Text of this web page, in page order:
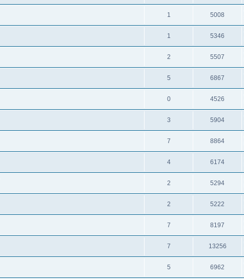
1 5008
1 5346
2 5507
5 6867
0 4526
3 5904
7 8864
4 6174
2 5294
2 5222
7 8197
7 13256
5 6962